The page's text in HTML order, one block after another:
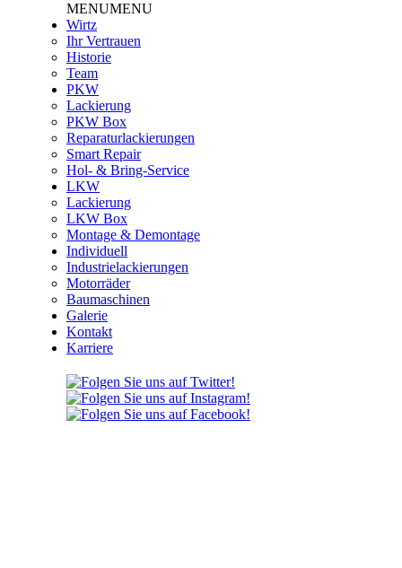
MENUMENU
Wirtz
Ihr Vertrauen
Historie
Team
PKW
Lackierung
PKW Box
Reparaturlackierungen
Smart Repair
Hol- & Bring-Service
LKW
Lackierung
LKW Box
Montage & Demontage
Individuell
Industrielackierungen
Motorräder
Baumaschinen
Galerie
Kontakt
Karriere